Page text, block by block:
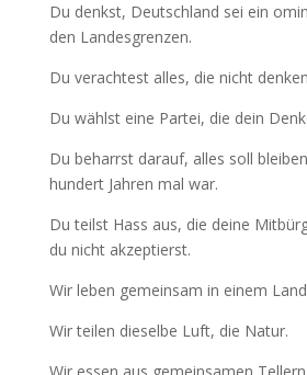
Du denkst, Deutschland sei ein
den Landesgrenzen.
Du verachtest alles, die nicht
Du wählst eine Partei, die dein
Du beharrst darauf, alles soll
hundert Jahren mal war.
Du teilst Hass aus, die deine
du nicht akzeptierst.
Wir leben gemeinsam in einem
Wir teilen dieselbe Luft, die Natur.